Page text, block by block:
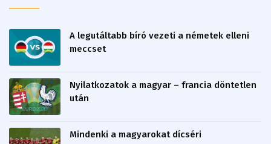
A legutáltabb bíró vezeti a németek elleni
meccset
Nyilatkozatok a magyar – francia döntetlen
után
Mindenki a magyarokat dícséri